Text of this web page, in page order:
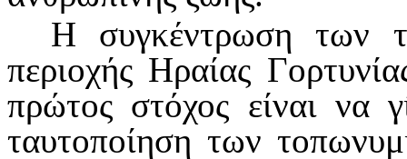
Η συγκέντρωση των
περιοχής Ηραίας
πρώτος στόχος είναι να
ταυτοποίηση των